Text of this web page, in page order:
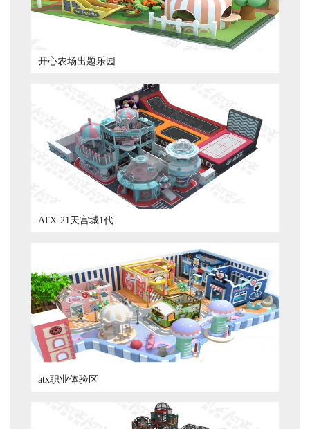
开心农场出题乐园
ATX-21天宫城1代
atx职业体验区